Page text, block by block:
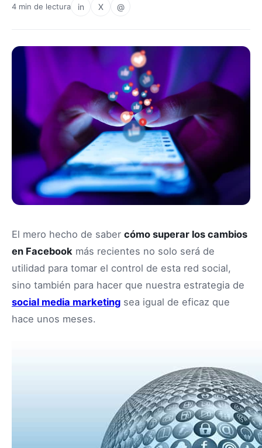
4 min de lectura in X @
El mero hecho de saber cómo superar los cambios
en Facebook más recientes no solo será de
utilidad para tomar el control de esta red social,
sino también para hacer que nuestra estrategia de
social media marketing sea igual de eficaz que
hace unos meses.